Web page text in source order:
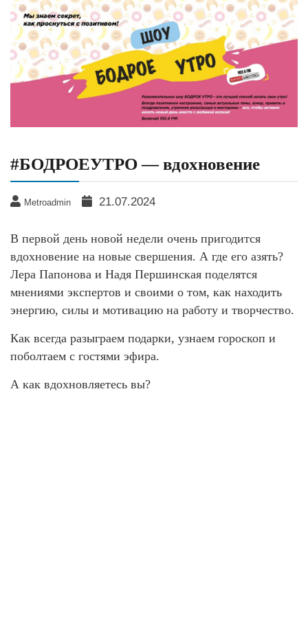
#БОДРОЕУТРО — вдохновение
Metroadmin 21.07.2024
В первой день новой недели очень пригодится
вдохновение на новые свершения. А где его азять?
Лера Папонова и Надя Першинская поделятся
мнениями экспертов и своими о том, как находить
энергию, силы и мотивацию на работу и творчество.
Как всегда разыграем подарки, узнаем гороскоп и
поболтаем с гостями эфира.
А как вдохновляетесь вы?